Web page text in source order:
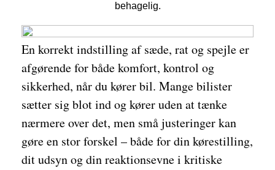
behagelig.
En korrekt indstilling af sæde, rat og spejle er
afgørende for både komfort, kontrol og
sikkerhed, når du kører bil. Mange bilister
sætter sig blot ind og kører uden at tænke
nærmere over det, men små justeringer kan
gøre en stor forskel – både for din kørestilling,
dit udsyn og din reaktionsevne i kritiske